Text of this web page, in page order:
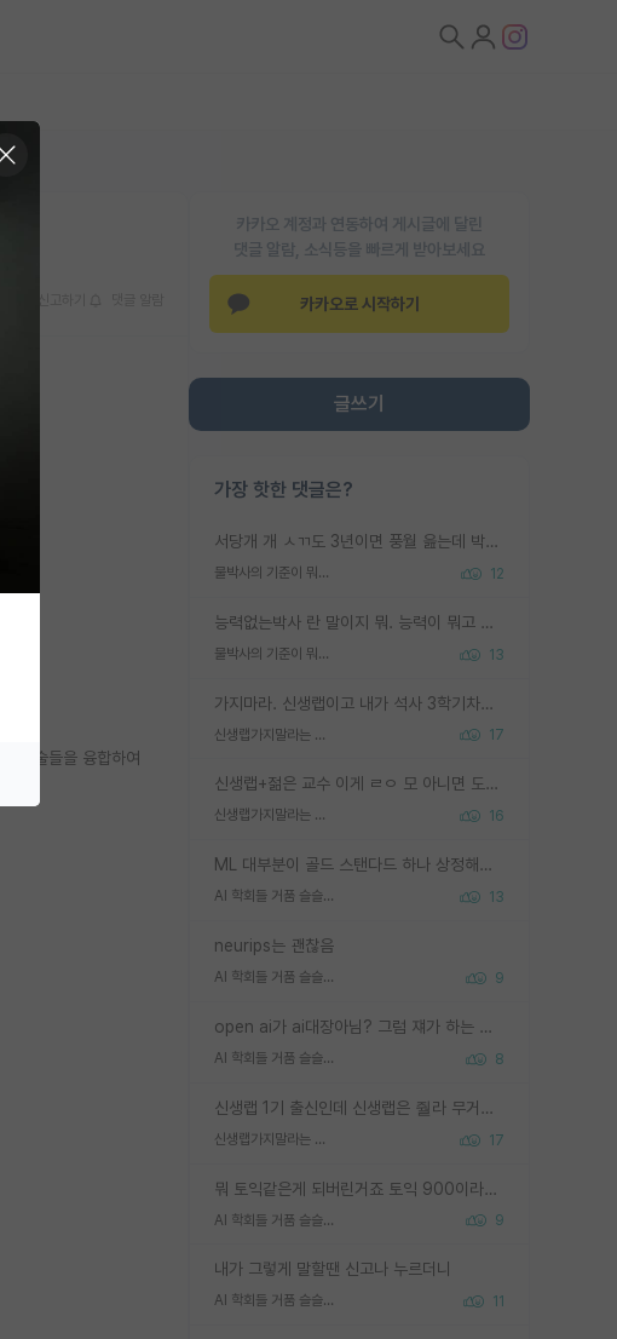
카카오 계정과 연동하여 게시글에 달린
댓글 알람, 소식등을 빠르게 받아보세요
카카오로 시작하기
글쓰기
가장 핫한 댓글은?
서당개 개 ㅅㄲ도 3년이면 풍월 읊는데 박사 5년 이상 대리고 있으면서 물된건 교수 탓 맞는ㄱ게 거기가 서당이 아니란 소리임
물박사의 기준이 뭐임? 12
능력없는박사 란 말이지 뭐. 능력이 뭐고 능력이 있다는게 뭔지는 사람마다 기준이 다르니까 얘기해봐야 서로 자기 기준만 얘기해서 논쟁이 끝이 안나고. 주위에서 능력있고 야심있는 신입생이 교수가 유의미한 피드백을 아예 안주면서 제대로된 과제에 참여해볼 기회도 제공하지 않고 잡일 뺑뺑이만 돌려서 맨날 단순작업만 하면서 밤새다가 눈빛이 점점 죽어가는걸 본 사람은 물박사는 교수탓이라고 하고, 교수는 이것저것 알려도 주고 기회도 주고 사수 동기 붙여주면서 어떻게든 끌고가려고 하는데 본인이 매일 뺀질거리면서 출근 하는둥마는둥 하다가 기껏 와서도 폰이나 쳐다보다가 실험 망치고 저녁약속있어서 먼저 가볼게요~ 하는걸 본 사람은 물박사는 본인탓이라고 함.
물박사의 기준이 뭐임? 13
가지마라. 신생랩이고 내가 석사 3학기차인데 최고참인데 나도 아무것도 모르는데 교수가 후배들 왜 논문 교육 안시키냐. 논문 왜 안 써오냐 닦달한다
신생랩가지말라는 이유가 있었구나 17
신생랩+젊은 교수 이게 ㄹㅇ 모 아니면 도인듯.
신생랩가지말라는 이유가 있었구나 16
ML 대부분이 골드 스탠다드 하나 상정해놓고 (벤치마크 데이터셋이 여러 개면 여러 개 상정) 그거 얼마나 잘 맞추나 싸움임 가끔 번뜩이는 설계 철학을 보여주는 논문들도 있지만 대부분 그거 성적 얼마나 더 올리느라에 혈안이 되어 있는 측면이 잇음
AI 학회들 거품 슬슬 지적이 나오네요 13
neurips는 괜찮음
AI 학회들 거품 슬슬 지적이 나오네요 9
open ai가 ai대장아님? 그럼 쟤가 하는 말이 다 맞겠네
AI 학회들 거품 슬슬 지적이 나오네요 8
신생랩 1기 출신인데 신생랩은 줠라 무거운 바벨 같은거임. 들면 대박인데 못들면 깔려 죽음. 아무도 알려주지 않는 환경에서 자생해야하지만, 일단 살아남았다면 그 어떤 사람보다 악착같고 생존력 높은 사람으로 거듭날 수 있음
신생랩가지말라는 이유가 있었구나 17
뭐 토익같은게 되버린거죠 토익 900이라고 영어잘하는건 아닙니다만 잘하는사람은 다 900을 넘는 그런
AI 학회들 거품 슬슬 지적이 나오네요 9
내가 그렇게 말할땐 신고나 누르더니
AI 학회들 거품 슬슬 지적이 나오네요 11
기술들을 융합하여